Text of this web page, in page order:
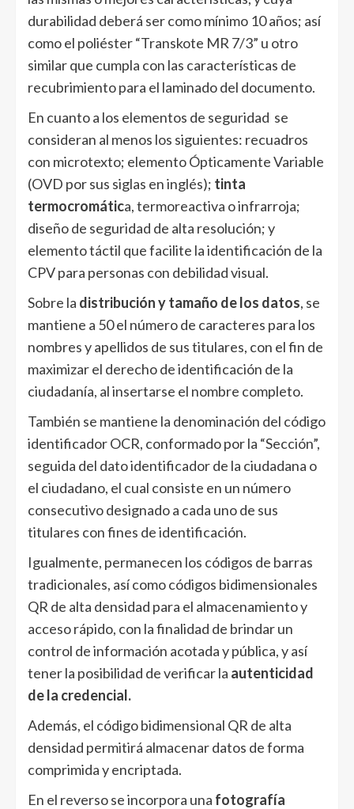
durabilidad deberá ser como mínimo 10 años; así
como el poliéster “Transkote MR 7/3” u otro
similar que cumpla con las características de
recubrimiento para el laminado del documento.
En cuanto a los elementos de seguridad se
consideran al menos los siguientes: recuadros
con microtexto; elemento Ópticamente Variable
(OVD por sus siglas en inglés); tinta
termocromática, termoreactiva o infrarroja;
diseño de seguridad de alta resolución; y
elemento táctil que facilite la identificación de la
CPV para personas con debilidad visual.
Sobre la distribución y tamaño de los datos, se
mantiene a 50 el número de caracteres para los
nombres y apellidos de sus titulares, con el fin de
maximizar el derecho de identificación de la
ciudadanía, al insertarse el nombre completo.
También se mantiene la denominación del código
identificador OCR, conformado por la “Sección”,
seguida del dato identificador de la ciudadana o
el ciudadano, el cual consiste en un número
consecutivo designado a cada uno de sus
titulares con fines de identificación.
Igualmente, permanecen los códigos de barras
tradicionales, así como códigos bidimensionales
QR de alta densidad para el almacenamiento y
acceso rápido, con la finalidad de brindar un
control de información acotada y pública, y así
tener la posibilidad de verificar la autenticidad
de la credencial.
Además, el código bidimensional QR de alta
densidad permitirá almacenar datos de forma
comprimida y encriptada.
En el reverso se incorpora una fotografía